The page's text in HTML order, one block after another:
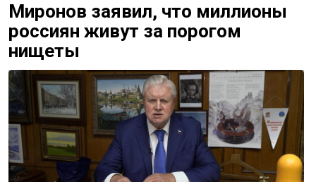
Миронов заявил, что миллионы
россиян живут за порогом
нищеты